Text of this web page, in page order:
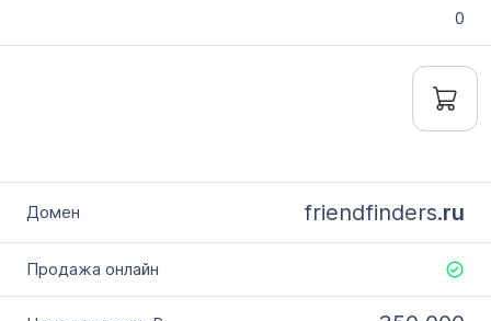
0
friendfinders.ru